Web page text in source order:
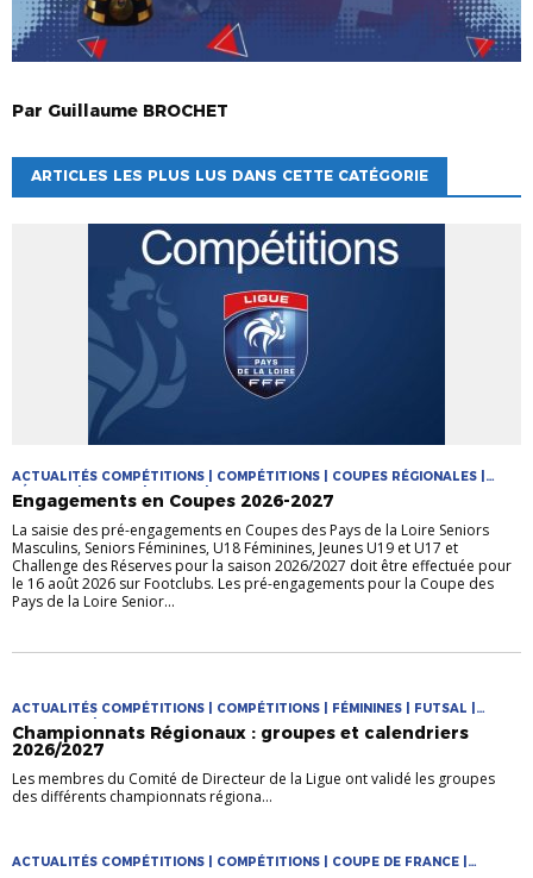
Par Guillaume BROCHET
ARTICLES LES PLUS LUS DANS CETTE CATÉGORIE
ACTUALITÉS COMPÉTITIONS | COMPÉTITIONS | COUPES RÉGIONALES |
FÉMININE | FUTSAL | JEUNES | MASCULIN
Engagements en Coupes 2026-2027
La saisie des pré-engagements en Coupes des Pays de la Loire Seniors
Masculins, Seniors Féminines, U18 Féminines, Jeunes U19 et U17 et
Challenge des Réserves pour la saison 2026/2027 doit être effectuée pour
le 16 août 2026 sur Footclubs. Les pré-engagements pour la Coupe des
Pays de la Loire Senior...
ACTUALITÉS COMPÉTITIONS | COMPÉTITIONS | FÉMININES | FUTSAL |
PRATIQUES | PRATIQUES JEUNES
Championnats Régionaux : groupes et calendriers
2026/2027
Les membres du Comité de Directeur de la Ligue ont validé les groupes
des différents championnats régiona...
ACTUALITÉS COMPÉTITIONS | COMPÉTITIONS | COUPE DE FRANCE |